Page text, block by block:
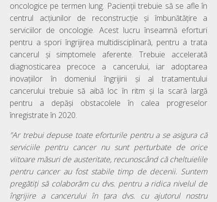
oncologice pe termen lung. Pacienții trebuie să se afle în
centrul acțiunilor de reconstrucție și îmbunătățire a
serviciilor de oncologie. Acest lucru înseamnă eforturi
pentru a spori îngrijirea multidisciplinară, pentru a trata
cancerul și simptomele aferente. Trebuie accelerată
diagnosticarea precoce a cancerului, iar adoptarea
inovațiilor în domeniul îngrijirii și al tratamentului
cancerului trebuie să aibă loc în ritm și la scară largă
pentru a depăși obstacolele în calea progreselor
înregistrate în 2020.
”Ar trebui depuse toate eforturile pentru a se asigura că
serviciile pentru cancer nu sunt perturbate de orice
viitoare măsuri de austeritate, recunoscând că cheltuielile
pentru cancer au fost stabile timp de decenii. Suntem
pregătiți să colaborăm cu dvs. pentru a ridica nivelul de
îngrijire a cancerului în țara dvs. cu ajutorul nostru